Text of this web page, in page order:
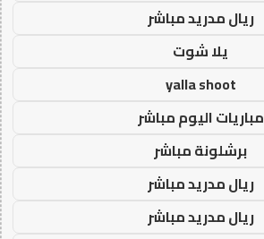
ريال مدريد مباشر
يلا شوت
yalla shoot
مباريات اليوم مباشر
برشلونة مباشر
ريال مدريد مباشر
ريال مدريد مباشر